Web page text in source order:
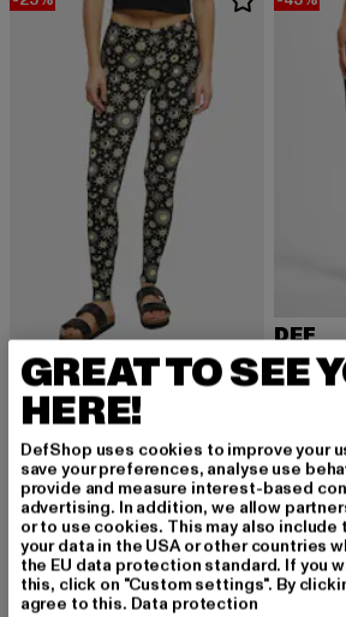
URBAN CLASSICS
Ladies Soft AOP
14,99 EUR
Derzeitiger Preis: 14,99 EUR
19,99 EUR
DEF
Lara
22,79
-53%
GREAT TO SEE
HERE!
DefShop uses cookies to improve your
save your preferences, analyse use
provide and measure interest-based
advertising. In addition, we allow
or to use cookies. This may also
your data in the USA or other countries
the EU data protection standard. If you
this, click on "Custom settings". By
agree to this. Data protection